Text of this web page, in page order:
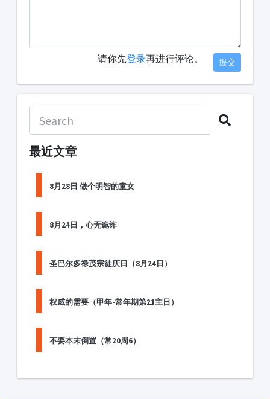
请你先登录再进行评论。 提交
最近文章
8月28日 做个明智的童女
8月24日，心无诡诈
圣巴尔多禄茂宗徒庆日（8月24日）
权威的需要（甲年-常年期第21主日）
不要本末倒置（常20周6）